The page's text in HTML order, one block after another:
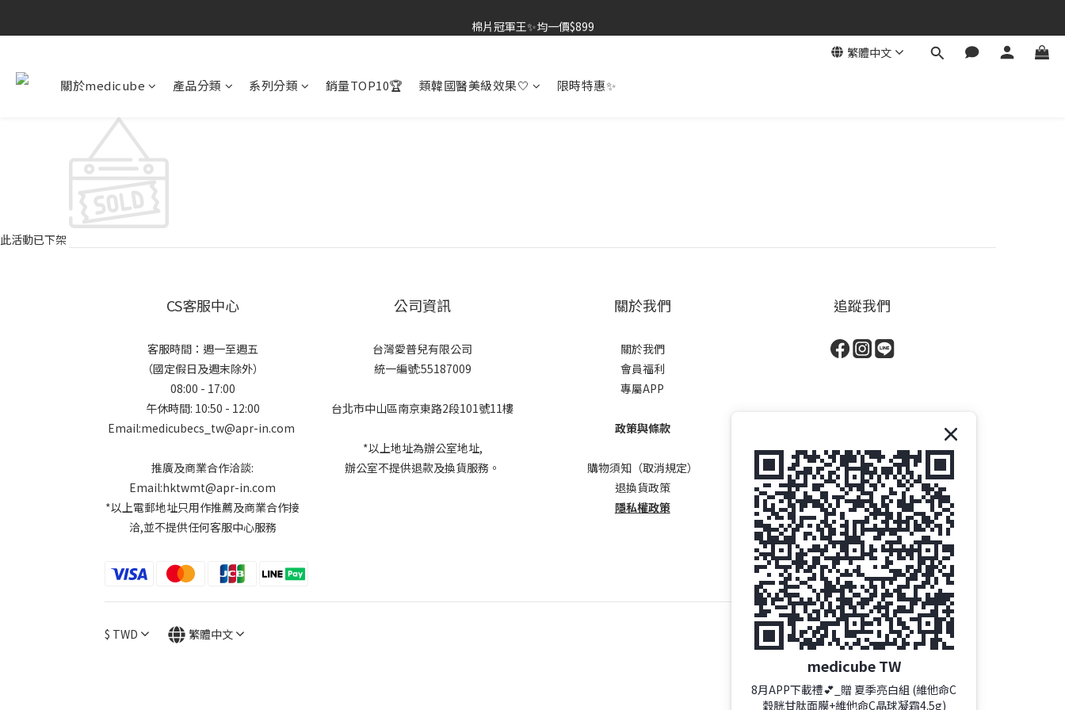
棉片冠軍王✨均一價$899
棉片冠軍王✨均一價$899
加入LINE好友💚即享免運🛒
繁體中文
關於medicube 產品分類 系列分類 銷量TOP10🏆 類韓國醫美級效果🤍 限時特惠✨
此活動已下架
CS客服中心
客服時間：週一至週五
（國定假日及週末除外）
08:00 - 17:00
午休時間: 10:50 - 12:00
Email:medicubecs_tw@apr-in.com
推廣及商業合作洽談:
Email:hktwmt@apr-in.com
*以上電郵地址只用作推薦及商業合作接
洽,並不提供任何客服中心服務
公司資訊
台灣愛普兒有限公司
統一編號:55187009
台北市中山區南京東路2段101號11樓
*以上地址為辦公室地址,
辦公室不提供退款及換貨服務。
關於我們
關於我們
會員福利
專屬APP
政策與條款
購物須知（取消規定）
退換貨政策
隱私權政策
追蹤我們
$ TWD 繁體中文
medicube TW
8月APP下載禮💕_贈 夏季亮白組 (維他命C
穀胱甘肽面膜+維他命C晶球凝霜4.5g)